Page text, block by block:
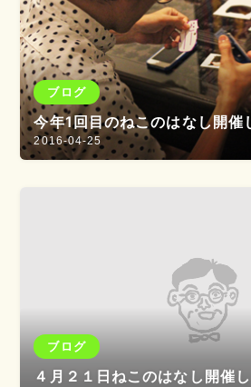
ブログ
今年1回目のねこのはなし開催
2016-04-25
ブログ
４月２１日ねこのはなし開催し